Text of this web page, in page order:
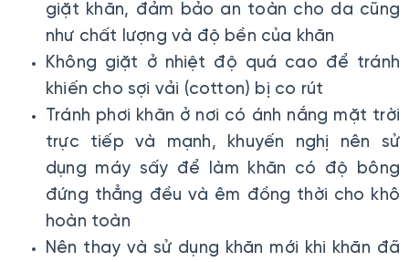
giặt khăn, đảm bảo an toàn cho da cũng
như chất lượng và độ bền của khăn
Không giặt ở nhiệt độ quá cao để tránh
khiến cho sợi vải (cotton) bị co rút
Tránh phơi khăn ở nơi có ánh nắng mặt trời
trực tiếp và mạnh, khuyến nghị nên sử
dụng máy sấy để làm khăn có độ bông
đứng thẳng đều và êm đồng thời cho khô
hoàn toàn
Nên thay và sử dụng khăn mới khi khăn đã